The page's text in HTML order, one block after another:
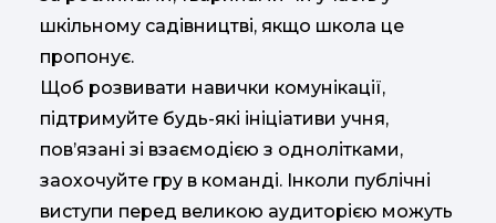
шкільному садівництві, якщо школа це
пропонує.
Щоб розвивати навички комунікації,
підтримуйте будь-які ініціативи учня,
пов’язані зі взаємодією з однолітками,
заохочуйте гру в команді. Інколи публічні
виступи перед великою аудиторією можуть